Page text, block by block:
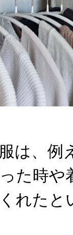
は、例
た時や
れた